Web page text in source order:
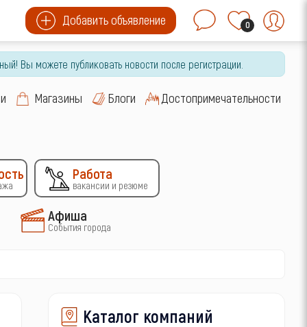
Добавить объявление 0
Вы можете публиковать новости после регистрации.
Магазины Блоги Достопримечательности
Работа
вакансии и резюме
Афиша
События города
Каталог компаний